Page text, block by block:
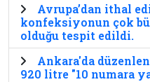
Avrupa’dan ithal
konfeksiyonun çok
olduğu tespit edildi.
Ankara'da
920 litre "10 numara